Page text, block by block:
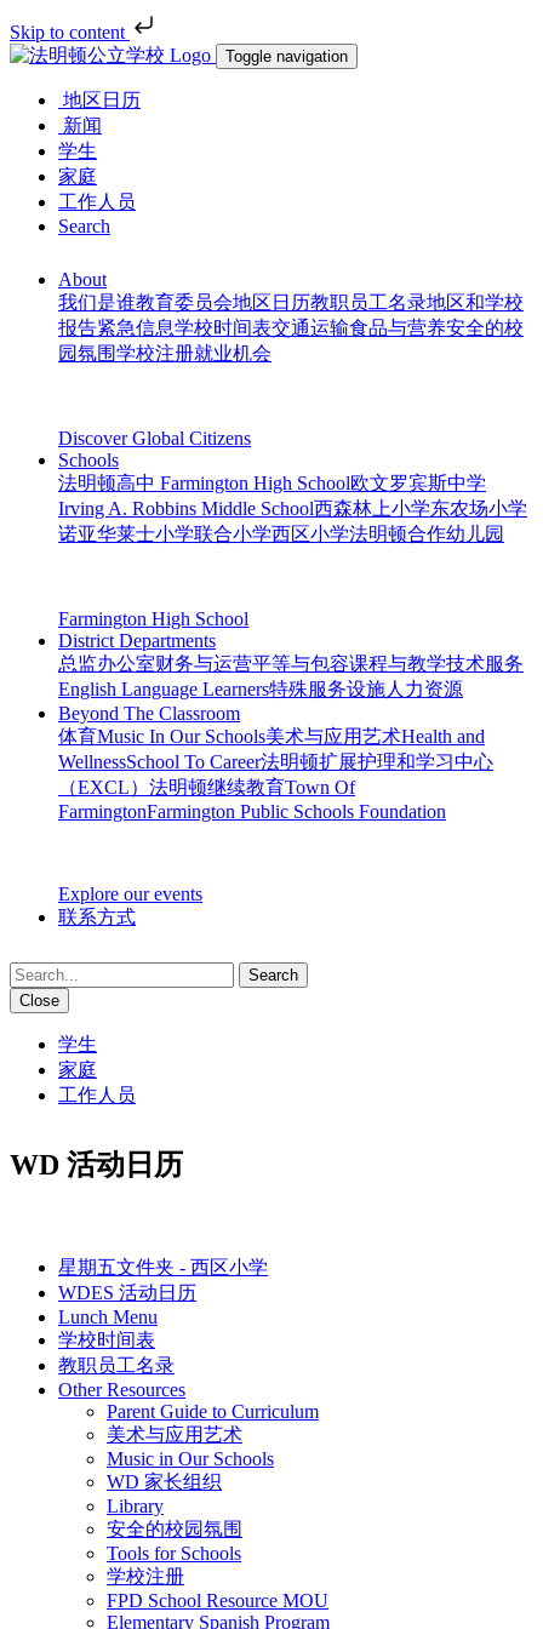
Skip to content
Toggle navigation
地区日历
新闻
学生
家庭
工作人员
Search
About
我们是谁教育委员会地区日历教职员工名录地区和学校
报告紧急信息学校时间表交通运输食品与营养安全的校
园氛围学校注册就业机会
Discover Global Citizens
Schools
法明顿高中 Farmington High School欧文罗宾斯中学
Irving A. Robbins Middle School西森林上小学东农场小学
诺亚华莱士小学联合小学西区小学法明顿合作幼儿园
Farmington High School
District Departments
总监办公室财务与运营平等与包容课程与教学技术服务
English Language Learners特殊服务设施人力资源
Beyond The Classroom
体育Music In Our Schools美术与应用艺术Health and
WellnessSchool To Career法明顿扩展护理和学习中心
（EXCL） 法明顿继续教育Town Of
FarmingtonFarmington Public Schools Foundation
Explore our events
联系方式
Search
Close
学生
家庭
工作人员
WD 活动日历
星期五文件夹 - 西区小学
WDES 活动日历
Lunch Menu
学校时间表
教职员工名录
Other Resources
Parent Guide to Curriculum
美术与应用艺术
Music in Our Schools
WD 家长组织
Library
安全的校园氛围
Tools for Schools
学校注册
FPD School Resource MOU
Elementary Spanish Program